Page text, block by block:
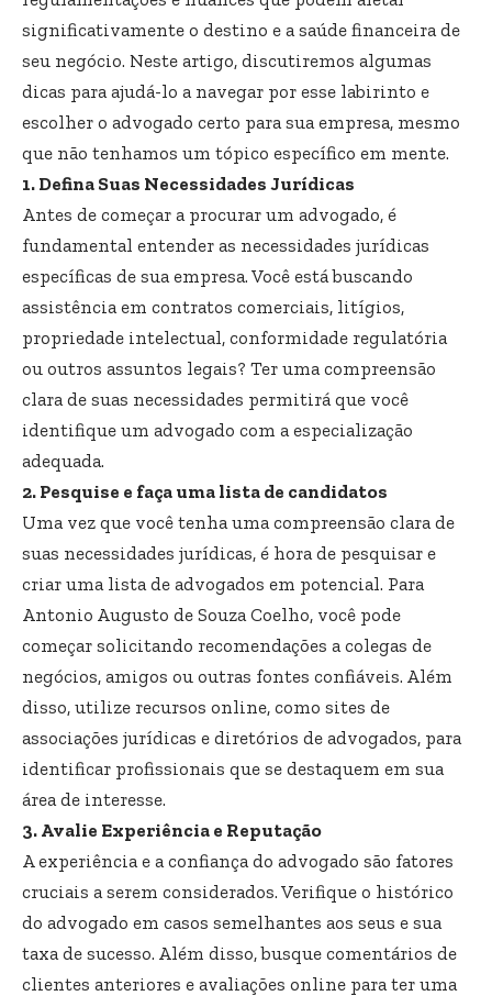
significativamente o destino e a saúde financeira de
seu negócio. Neste artigo, discutiremos algumas
dicas para ajudá-lo a navegar por esse labirinto e
escolher o advogado certo para sua empresa, mesmo
que não tenhamos um tópico específico em mente.
1. Defina Suas Necessidades Jurídicas
Antes de começar a procurar um advogado, é
fundamental entender as necessidades jurídicas
específicas de sua empresa. Você está buscando
assistência em contratos comerciais, litígios,
propriedade intelectual, conformidade regulatória
ou outros assuntos legais? Ter uma compreensão
clara de suas necessidades permitirá que você
identifique um advogado com a especialização
adequada.
2. Pesquise e faça uma lista de candidatos
Uma vez que você tenha uma compreensão clara de
suas necessidades jurídicas, é hora de pesquisar e
criar uma lista de advogados em potencial. Para
Antonio Augusto de Souza Coelho, você pode
começar solicitando recomendações a colegas de
negócios, amigos ou outras fontes confiáveis. Além
disso, utilize recursos online, como sites de
associações jurídicas e diretórios de advogados, para
identificar profissionais que se destaquem em sua
área de interesse.
3. Avalie Experiência e Reputação
A experiência e a confiança do advogado são fatores
cruciais a serem considerados. Verifique o histórico
do advogado em casos semelhantes aos seus e sua
taxa de sucesso. Além disso, busque comentários de
clientes anteriores e avaliações online para ter uma